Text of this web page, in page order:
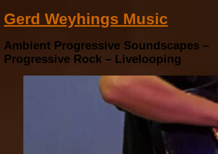
Gerd Weyhings Music
Ambient Progressive Soundscapes –
Progressive Rock – Livelooping